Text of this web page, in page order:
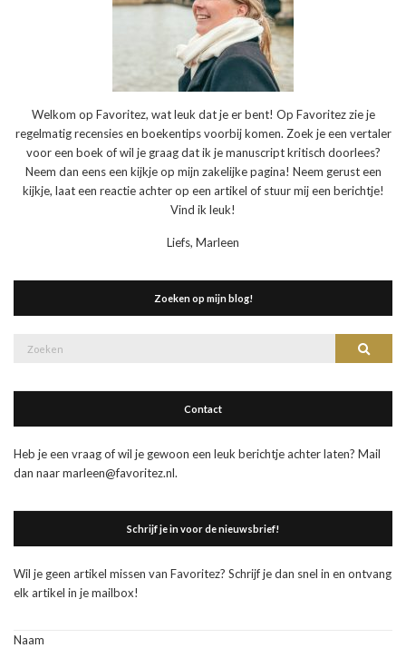
Welkom op Favoritez, wat leuk dat je er bent! Op Favoritez zie je
regelmatig recensies en boekentips voorbij komen. Zoek je een vertaler
voor een boek of wil je graag dat ik je manuscript kritisch doorlees?
Neem dan eens een kijkje op mijn zakelijke pagina! Neem gerust een
kijkje, laat een reactie achter op een artikel of stuur mij een berichtje!
Vind ik leuk!
Liefs, Marleen
Zoeken op mijn blog!
Contact
Heb je een vraag of wil je gewoon een leuk berichtje achter laten? Mail
dan naar marleen@favoritez.nl.
Schrijf je in voor de nieuwsbrief!
Wil je geen artikel missen van Favoritez? Schrijf je dan snel in en ontvang
elk artikel in je mailbox!
Naam